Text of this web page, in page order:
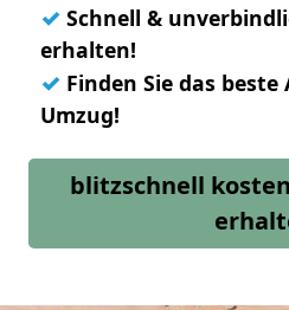
✓ Schnell &
erhalten!
✓ Finden Sie das
Umzug!
blitzschnell